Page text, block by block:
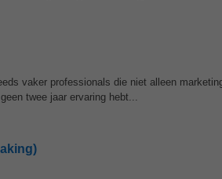
vaker professionals die niet alleen
twee jaar ervaring hebt...